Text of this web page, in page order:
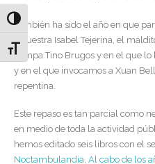
Alternar alto contraste
Alternar tamaño de letra
También ha sido el año en que
a nuestra Isabel Tejerina, el
compa Tino Brugos y en el que
y en el que invocamos a Xuan
repentina.
Este repaso es tan parcial como
en medio de toda la actividad
hemos editado seis libros con el
Noctambulandia, Al cabo de los